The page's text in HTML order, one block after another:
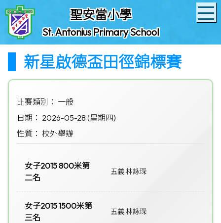
聖安當小學
St. Antonius Primary School
新星啟德盃田徑錦標賽
比賽類別： 一般
日期： 2026-05-28 (星期四)
性質： 校外舉辦
女子2015 800米第
二名
五義 林詠琛
女子2015 1500米第
三名
五義 林詠琛